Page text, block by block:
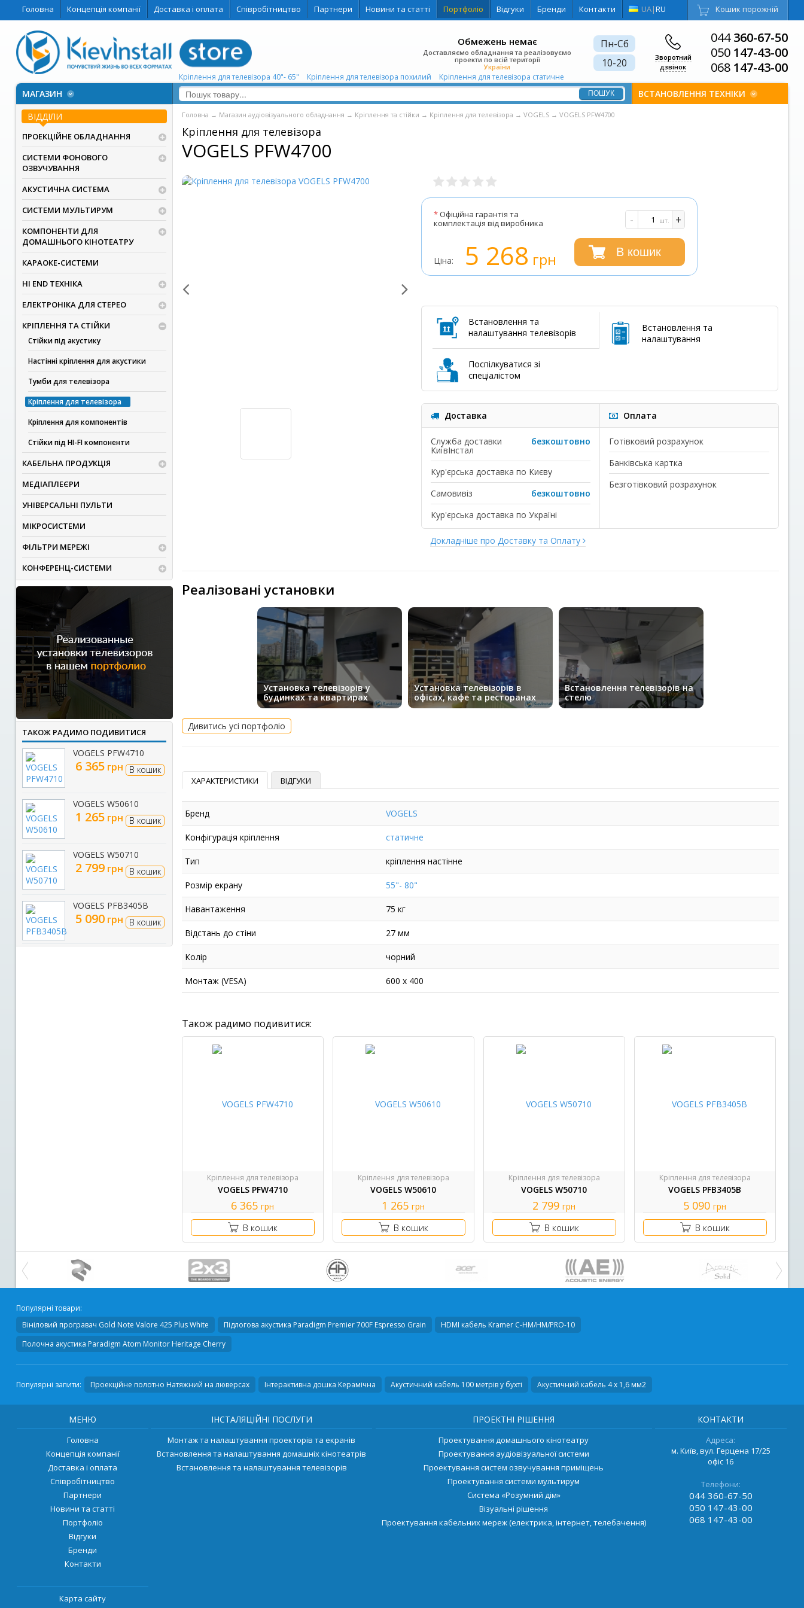
Головна Концепція компанії Доставка і оплата Співробітництво Партнери Новини та статті Портфоліо Відгуки Бренди Контакти UA|RU Кошик порожній
044360-67-50
050 147-43-00
068 147-43-00
Зворотний
дзвінок
Пн-Сб
10-20
Обмежень немає
Доставляємо обладнання та реалізовуємо
проекти по всій території
України
МАГАЗИН
Кріплення для телевізора 40"- 65" Кріплення для телевізора похилий Кріплення для телевізора статичне
ВСТАНОВЛЕННЯ ТЕХНІКИ
ВІДДІЛИ
ПРОЕКЦІЙНЕ ОБЛАДНАННЯ
СИСТЕМИ ФОНОВОГО
ОЗВУЧУВАННЯ
АКУСТИЧНА СИСТЕМА
СИСТЕМИ МУЛЬТИРУМ
КОМПОНЕНТИ ДЛЯ
ДОМАШНЬОГО КІНОТЕАТРУ
КАРАОКЕ-СИСТЕМИ
HI END ТЕХНІКА
ЕЛЕКТРОНІКА ДЛЯ СТЕРЕО
КРІПЛЕННЯ ТА СТІЙКИ
Стійки під акустику
Настінні кріплення для акустики
Тумби для телевізора
Кріплення для телевізора
Кріплення для компонентів
Стійки під HI-FI компоненти
КАБЕЛЬНА ПРОДУКЦІЯ
МЕДІАПЛЕЄРИ
УНІВЕРСАЛЬНІ ПУЛЬТИ
МІКРОСИСТЕМИ
ФІЛЬТРИ МЕРЕЖІ
КОНФЕРЕНЦ-СИСТЕМИ
ТАКОЖ РАДИМО ПОДИВИТИСЯ
VOGELS PFW4710
6 365грн В кошик
VOGELS W50610
1 265грн В кошик
VOGELS W50710
2 799грн В кошик
VOGELS PFB3405B
5 090грн В кошик
Головна → Магазин аудіовізуального обладнання → Кріплення та стійки → Кріплення для телевізора → VOGELS → VOGELS PFW4700
Кріплення для телевізора
VOGELS PFW4700
*Офіційна гарантія та
комплектація від виробника
- +
шт.
Ціна: 5 268 грн В кошик
Встановлення та
налаштування телевізорів
Встановлення та
налаштування
Поспілкуватися зі
спеціалістом
Доставка
Служба доставки
КиївІнстал
безкоштовно
Кур'єрська доставка по Києву
Самовивіз
безкоштовно
Кур'єрська доставка по Україні
Оплата
Готівковий розрахунок
Банківська картка
Безготівковий розрахунок
Докладніше про Доставку та Оплату
Реалізовані установки
Установка телевізорів у
будинках та квартирах
Установка телевізорів в
офісах, кафе та ресторанах
Встановлення телевізорів на
стелю
Дивитись усі портфоліо
ХАРАКТЕРИСТИКИ ВІДГУКИ
Бренд VOGELS
Конфігурація кріплення статичне
Тип кріплення настінне
Розмір екрану 55"- 80"
Навантаження 75 кг
Відстань до стіни 27 мм
Колір чорний
Монтаж (VESA) 600 x 400
Також радимо подивитися:
Кріплення для телевізора
VOGELS PFW4710
6 365 грн
В кошик
Кріплення для телевізора
VOGELS W50610
1 265грн
В кошик
Кріплення для телевізора
VOGELS W50710
2 799грн
В кошик
Кріплення для телевізора
VOGELS PFB3405B
5 090грн
В кошик
Популярні товари:
Вініловий програвач Gold Note Valore 425 Plus White Підлогова акустика Paradigm Premier 700F Espresso Grain HDMI кабель Kramer C-HM/HM/PRO-10
Полочна акустика Paradigm Atom Monitor Heritage Cherry
Популярні запити: Проекційне полотно Натяжний на люверсах Інтерактивна дошка Керамічна Акустичний кабель 100 метрів у бухті Акустичний кабель 4 х 1,6 мм2
МЕНЮ
Головна
Концепція компанії
Доставка і оплата
Співробітництво
Партнери
Новини та статті
Портфоліо
Відгуки
Бренди
Контакти
Карта сайту
ІНСТАЛЯЦІЙНІ ПОСЛУГИ
Монтаж та налаштування проекторів та екранів
Встановлення та налаштування домашніх кінотеатрів
Встановлення та налаштування телевізорів
ПРОЕКТНІ РІШЕННЯ
Проектування домашнього кінотеатру
Проектування аудіовізуальної системи
Проектування систем озвучування приміщень
Проектування системи мультирум
Система «Розумний дім»
Візуальні рішення
Проектування кабельних мереж (електрика, інтернет, телебачення)
КОНТАКТИ
Адреса:
м. Київ, вул. Герцена 17/25
офіс 16
Телефони:
044360-67-50
050 147-43-00
068 147-43-00